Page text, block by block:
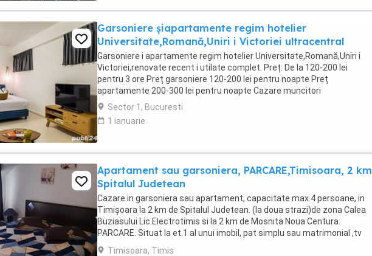
Garsoniere șiapartamente regim hotelier
Universitate,Romană,Uniri i Victoriei ultracentral
Garsoniere i apartamente regim hotelier Universitate,Romană,Uniri i
Victoriei,renovate recent i utilate complet. Preț: De la 120-200 lei
pentru 3 ore Preț garsoniere 120-200 lei pentru noapte Preț
apartamente 200-300 lei pentru noapte Cazare muncitori
Sector 1, Bucuresti
1 ianuarie
Apartament sau garsoniera, PARCARE,Timisoara, 2 km
Spitalul Judetean
Cazare in garsoniera sau apartament, capacitate max.4 persoane, in
Timișoara la 2 km de Spitalul Judetean. (la doua strazi)de zona Calea
Buziasului Lic.Electrotimis si la 2 km de Mosnita Noua Centura.
PARCARE. Situat la et.1 al unui imobil, pat simplu sau matrimonial ,tv
+wifi , frigider, mașină spălat, ...
Timisoara, Timis